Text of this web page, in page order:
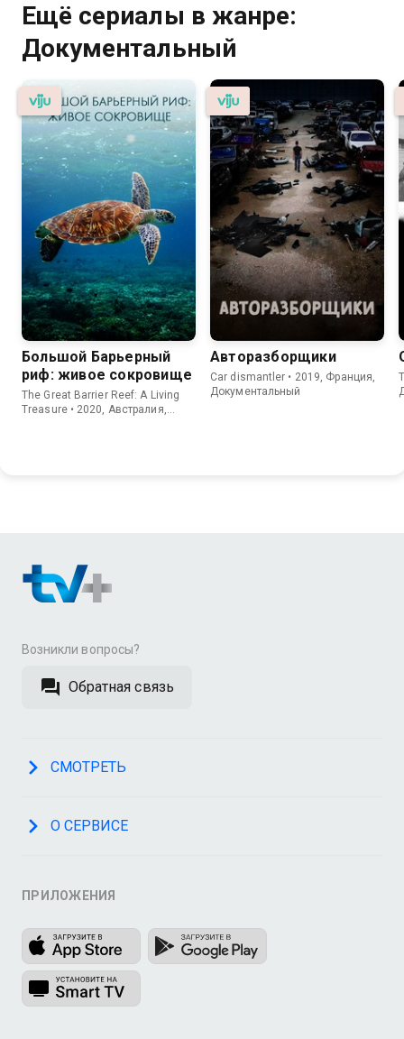
Ещё сериалы в жанре:
Документальный
Большой Барьерный
риф: живое сокровище
The Great Barrier Reef: A Living
Treasure • 2020, Австралия,
Авторазборщики
Car dismantler • 2019, Франция,
Документальный
Возникли вопросы?
Обратная связь
СМОТРЕТЬ
О СЕРВИСЕ
ПРИЛОЖЕНИЯ